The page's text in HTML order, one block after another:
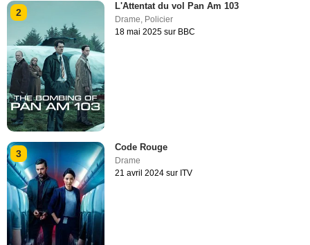
2
L'Attentat du vol Pan Am 103
Drame, Policier
18 mai 2025 sur BBC
3
Code Rouge
Drame
21 avril 2024 sur ITV